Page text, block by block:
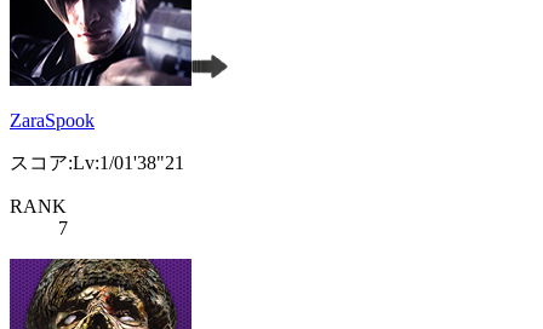
ZaraSpook
スコア:Lv:1/01'38"21
RANK
7